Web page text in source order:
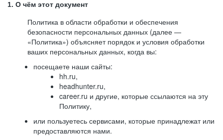
1. О чём этот документ
Политика в области обработки и обеспечения
безопасности персональных данных (далее —
«Политика») объясняет порядок и условия обработки
ваших персональных данных, когда вы:
посещаете наши сайты:
hh.ru,
headhunter.ru,
career.ru и другие, которые ссылаются на эту
Политику,
или пользуетесь сервисами, которые принадлежат или
предоставляются нами.